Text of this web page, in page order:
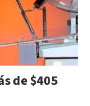
de $405